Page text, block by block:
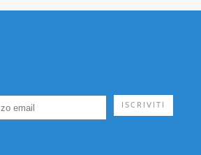
ISCRIVITI